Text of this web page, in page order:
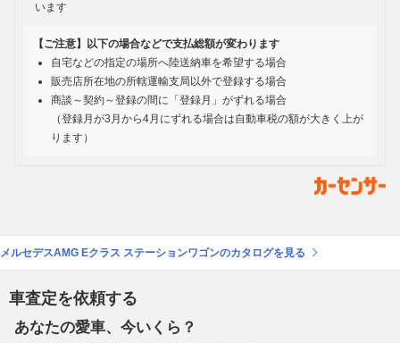
います
【ご注意】以下の場合などで支払総額が変わります
自宅などの指定の場所へ陸送納車を希望する場合
販売店所在地の所轄運輸支局以外で登録する場合
商談～契約～登録の間に「登録月」がずれる場合
（登録月が3月から4月にずれる場合は自動車税の額が大きく上が
ります）
メルセデスAMG Eクラス ステーションワゴンのカタログを見る
車査定を依頼する
あなたの愛車、今いくら？